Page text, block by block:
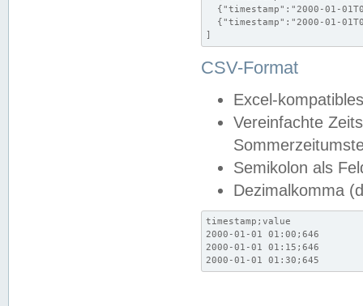
{"timestamp":"2000-01-
{"timestamp":"2000-01-
]
CSV-Format
Excel-
Vereinfachte
Semikolon als
Dezimalkomma
timestamp;value
2000-01-01 01:00;646
2000-01-01 01:15;646
2000-01-01 01:30;645